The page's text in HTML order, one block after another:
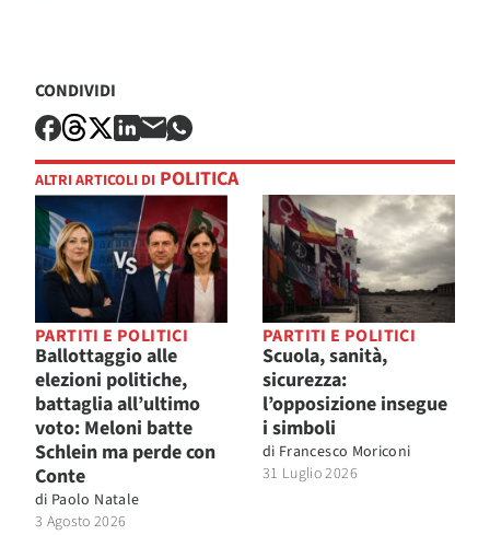
CONDIVIDI
ALTRI ARTICOLI DI POLITICA
PARTITI E POLITICI
Ballottaggio alle
elezioni politiche,
battaglia all’ultimo
voto: Meloni batte
Schlein ma perde con
Conte
di Paolo Natale
3 Agosto 2026
PARTITI E POLITICI
Scuola, sanità,
sicurezza:
l’opposizione insegue
i simboli
di Francesco Moriconi
31 Luglio 2026